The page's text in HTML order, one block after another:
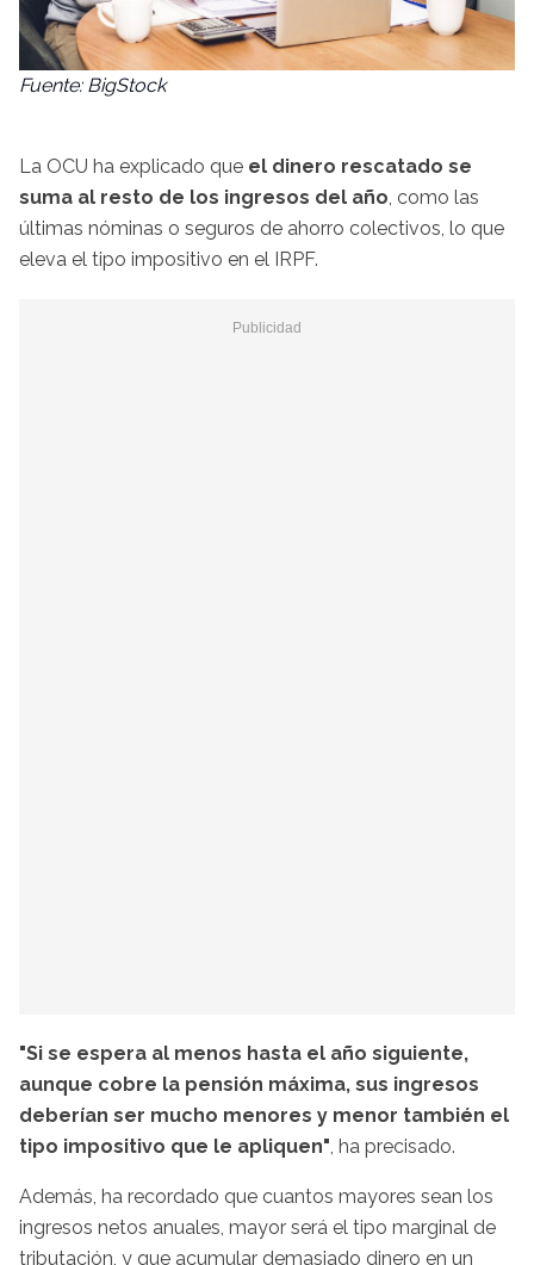
Fuente: BigStock
La OCU ha explicado que el dinero rescatado se
suma al resto de los ingresos del año, como las
últimas nóminas o seguros de ahorro colectivos, lo que
eleva el tipo impositivo en el IRPF.
"Si se espera al menos hasta el año siguiente,
aunque cobre la pensión máxima, sus ingresos
deberían ser mucho menores y menor también el
tipo impositivo que le apliquen", ha precisado.
Además, ha recordado que cuantos mayores sean los
ingresos netos anuales, mayor será el tipo marginal de
tributación, y que acumular demasiado dinero en un